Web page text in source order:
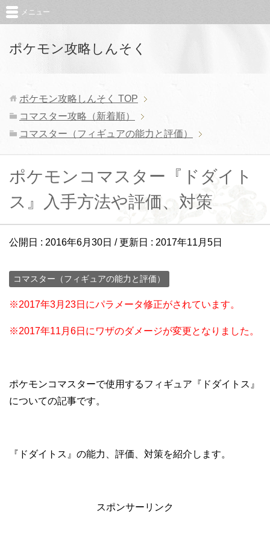
ポケモン攻略しんそく
メニュー
ポケモン攻略しんそく TOP
コマスター攻略（新着順）
コマスター（フィギュアの能力と評価）
ポケモンコマスター『ドダイト
ス』入手方法や評価、対策
公開日 : 2016年6月30日 / 更新日 : 2017年11月5日
コマスター（フィギュアの能力と評価）
※2017年3月23日にパラメータ修正がされています。
※2017年11月6日にワザのダメージが変更となりました。
ポケモンコマスターで使用するフィギュア『ドダイトス』
についての記事です。
『ドダイトス』の能力、評価、対策を紹介します。
スポンサーリンク